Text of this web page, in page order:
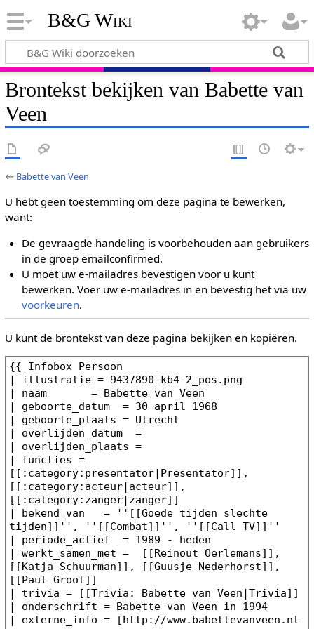
B&G Wiki
Brontekst bekijken van Babette van
Veen
← Babette van Veen
U hebt geen toestemming om deze pagina te bewerken,
want:
De gevraagde handeling is voorbehouden aan gebruikers
in de groep emailconfirmed.
U moet uw e-mailadres bevestigen voor u kunt
bewerken. Voer uw e-mailadres in en bevestig het via uw
voorkeuren.
U kunt de brontekst van deze pagina bekijken en kopiëren.